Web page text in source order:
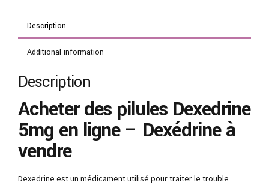
Description
Additional information
Description
Acheter des pilules Dexedrine
5mg en ligne – Dexédrine à
vendre
Dexedrine est un médicament utilisé pour traiter le trouble